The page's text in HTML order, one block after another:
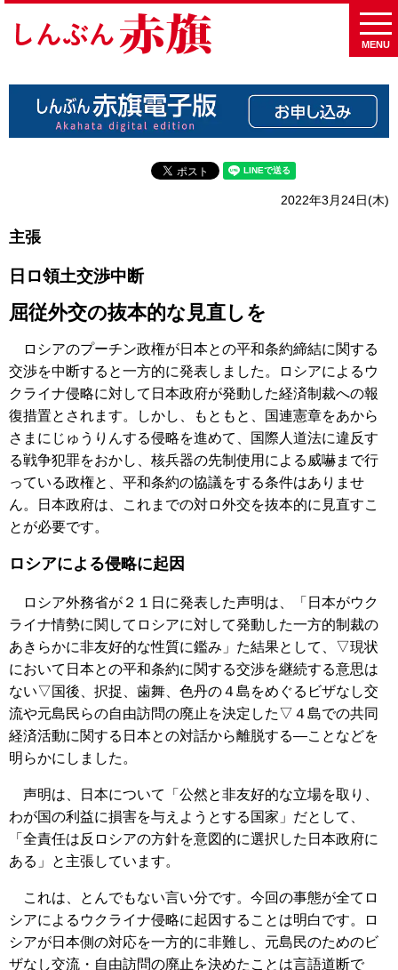
MENU
2022年3月24日(木)
主張
日ロ領土交渉中断
屈従外交の抜本的な見直しを
ロシアのプーチン政権が日本との平和条約締結に関する
交渉を中断すると一方的に発表しました。ロシアによるウ
クライナ侵略に対して日本政府が発動した経済制裁への報
復措置とされます。しかし、もともと、国連憲章をあから
さまにじゅうりんする侵略を進めて、国際人道法に違反す
る戦争犯罪をおかし、核兵器の先制使用による威嚇まで行
っている政権と、平和条約の協議をする条件はありませ
ん。日本政府は、これまでの対ロ外交を抜本的に見直すこ
とが必要です。
ロシアによる侵略に起因
ロシア外務省が２１日に発表した声明は、「日本がウク
ライナ情勢に関してロシアに対して発動した一方的制裁の
あきらかに非友好的な性質に鑑み」た結果として、▽現状
において日本との平和条約に関する交渉を継続する意思は
ない▽国後、択捉、歯舞、色丹の４島をめぐるビザなし交
流や元島民らの自由訪問の廃止を決定した▽４島での共同
経済活動に関する日本との対話から離脱する―ことなどを
明らかにしました。
声明は、日本について「公然と非友好的な立場を取り、
わが国の利益に損害を与えようとする国家」だとして、
「全責任は反ロシアの方針を意図的に選択した日本政府に
ある」と主張しています。
これは、とんでもない言い分です。今回の事態が全てロ
シアによるウクライナ侵略に起因することは明白です。ロ
シアが日本側の対応を一方的に非難し、元島民のためのビ
ザなし交流・自由訪問の廃止を決めたことは言語道断で